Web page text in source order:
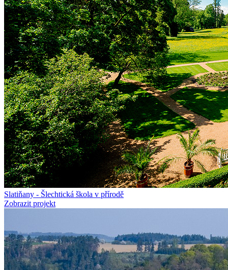
Slatiňany - Šlechtická škola v přírodě
Zobrazit projekt